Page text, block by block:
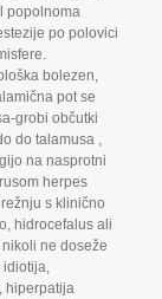
popolnoma
po polovici
bolezen,
pot se
grobi občutki
do talamusa ,
na nasprotni
herpes
s klinično
, hidrocefalus ali
ne doseže
idiotija,
, hiperpatija